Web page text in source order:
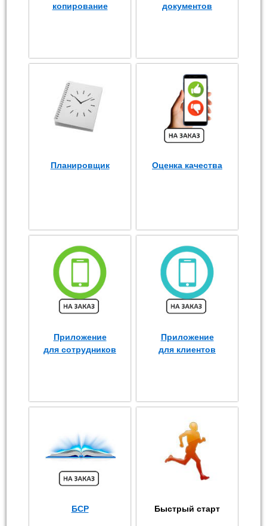
копирование
документов
Планировщик Оценка качества
Приложение
для сотрудников
Приложение
для клиентов
БСР Быстрый старт